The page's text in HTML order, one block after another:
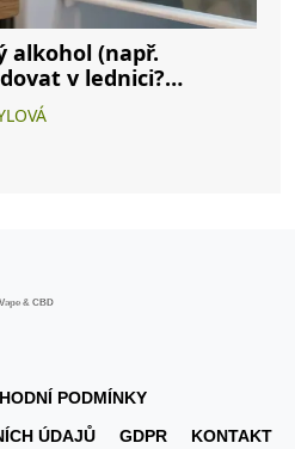
alkohol (např.
v lednici?
PODMÍNKY
ÚDAJŮ
GDPR KONTAKT